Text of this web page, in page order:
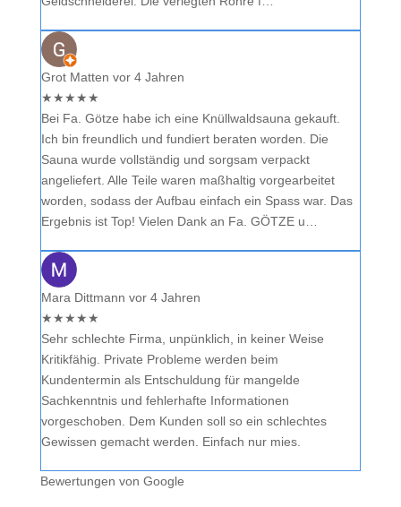
Grot Matten vor 4 Jahren
★★★★★
Bei Fa. Götze habe ich eine Knüllwaldsauna gekauft.
Ich bin freundlich und fundiert beraten worden. Die
Sauna wurde vollständig und sorgsam verpackt
angeliefert. Alle Teile waren maßhaltig vorgearbeitet
worden, sodass der Aufbau einfach ein Spass war. Das
Ergebnis ist Top! Vielen Dank an Fa. GÖTZE u…
Mara Dittmann vor 4 Jahren
★★★★★
Sehr schlechte Firma, unpünklich, in keiner Weise
Kritikfähig. Private Probleme werden beim
Kundentermin als Entschuldung für mangelde
Sachkenntnis und fehlerhafte Informationen
vorgeschoben. Dem Kunden soll so ein schlechtes
Gewissen gemacht werden. Einfach nur mies.
Bewertungen von Google